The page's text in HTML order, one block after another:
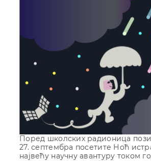
Поред школских радионица
27. септембра посетите Ноћ
највећу научну авантуру током